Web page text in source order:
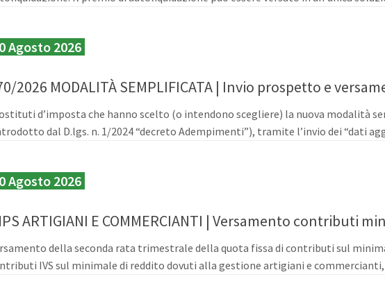
Agosto 2026
2026 MODALITÀ SEMPLIFICATA | Invio prospetto e
d’imposta che hanno scelto (o intendono scegliere) la nuova modalità
dal D.lgs. n. 1/2024 “decreto Adempimenti”), tramite l’invio dei “dati
Agosto 2026
ARTIGIANI E COMMERCIANTI | Versamento contributi
della seconda rata trimestrale della quota fissa di contributi sul
IVS sul minimale di reddito dovuti alla gestione artigiani e commercianti,